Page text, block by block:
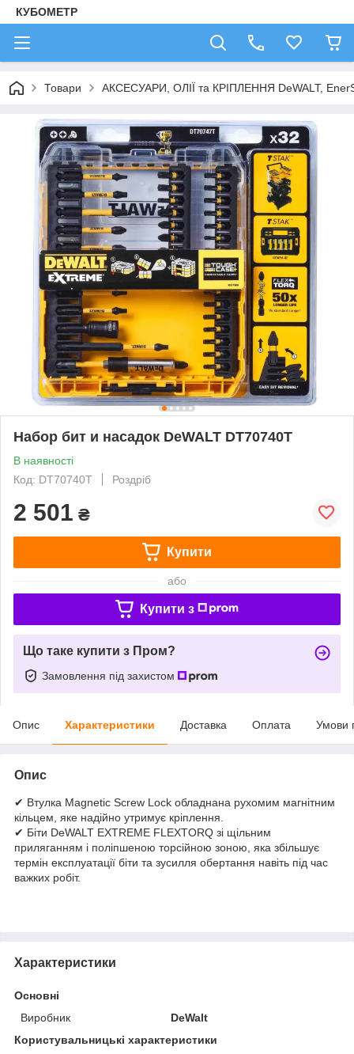
КУБОМЕТР
Товари АКСЕСУАРИ, ОЛІЇ та КРІПЛЕННЯ DeWALT,
Набор бит и насадок DeWALT DT70740T
В наявності
Код: DT70740T
Роздріб
2 501 ₴
Купити
або
Купити з
Що таке купити з Пром?
Замовлення під захистом
Опис Характеристики Доставка Оплата Умови
Опис
✔ Втулка Magnetic Screw Lock обладнана рухомим магнітним
кільцем, яке надійно утримує кріплення.
✔ Біти DeWALT EXTREME FLEXTORQ зі щільним
приляганням і поліпшеною торсійною зоною, яка збільшує
термін експлуатації біти та зусилля обертання навіть під час
важких робіт.
Характеристики
Основні
Виробник
DeWalt
Користувальницькі характеристики